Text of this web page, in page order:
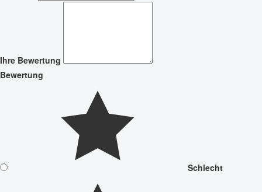
Ihre Bewertung
Bewertung
Schlecht